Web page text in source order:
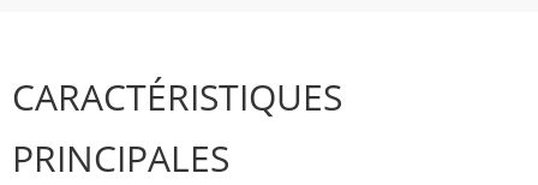
CARACTÉRISTIQUES
PRINCIPALES